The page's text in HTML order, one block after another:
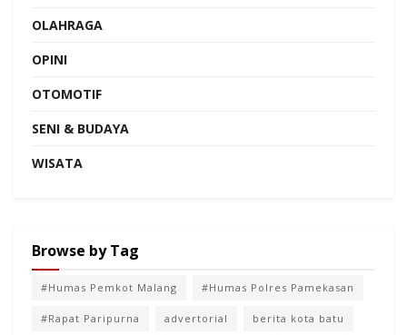
OLAHRAGA
OPINI
OTOMOTIF
SENI & BUDAYA
WISATA
Browse by Tag
#Humas Pemkot Malang #Humas Polres Pamekasan
#Rapat Paripurna advertorial berita kota batu